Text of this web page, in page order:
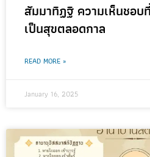
สัมมาทิฏฐิ ความเห็นชอ
เป็นสุขตลอดกาล
READ MORE »
January 16, 2025